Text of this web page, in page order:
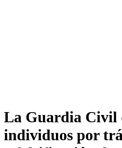
La Guardia Civil
individuos por